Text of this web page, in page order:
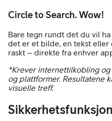
Circle to Search. Wow!
Bare tegn rundt det du vil
det er et bilde, en tekst
raskt – direkte fra enhver
*Krever internettilkobling
og plattformer. Resultatene
visuelle treff.